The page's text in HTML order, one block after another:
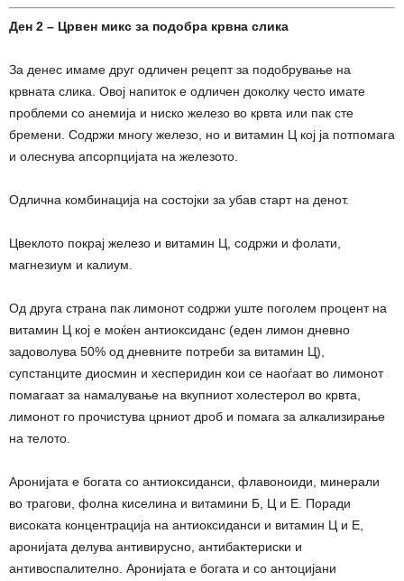
Ден 2 – Црвен микс за подобра крвна слика
За денес имаме друг одличен рецепт за подобрување на
крвната слика. Овој напиток е одличен доколку често имате
проблеми со анемија и ниско железо во крвта или пак сте
бремени. Содржи многу железо, но и витамин Ц кој ја потпомага
и олеснува апсорпцијата на железото.
Одлична комбинација на состојки за убав старт на денот.
Цвеклото покрај железо и витамин Ц, содржи и фолати,
магнезиум и калиум.
Од друга страна пак лимонот содржи уште поголем процент на
витамин Ц кој е моќен антиоксиданс (еден лимон дневно
задоволува 50% од дневните потреби за витамин Ц),
супстанците диосмин и хесперидин кои се наоѓаат во лимонот
помагаат за намалување на вкупниот холестерол во крвта,
лимонот го прочистува црниот дроб и помага за алкализирање
на телото.
Аронијата е богата со антиоксиданси, флавоноиди, минерали
во трагови, фолна киселина и витамини Б, Ц и Е. Поради
високата концентрација на антиоксиданси и витамин Ц и Е,
аронијата делува антивирусно, антибактериски и
антивоспалително. Аронијата е богата и со антоцијани